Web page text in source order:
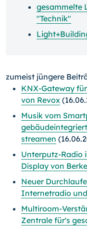
gesammelte
"Technik"
zumeist jüngere
KNX-Gateway
von Revox
Musik vom
streamen
Unterputz-Radio
Display von
Neuer
Internetradio
Multiroom-
Zentrale für's